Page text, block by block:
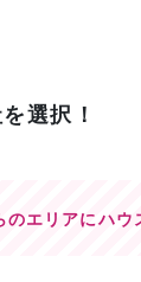
選択！
のエリアにハウ